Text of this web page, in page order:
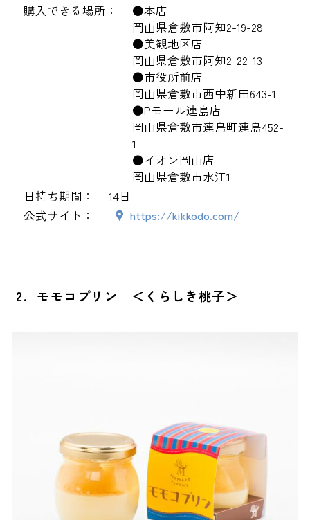
購入できる場所：
●本店
岡山県倉敷市阿知2-19-28
●美観地区店
岡山県倉敷市阿知2-22-13
●市役所前店
岡山県倉敷市西中新田643-1
●Pモール連島店
岡山県倉敷市連島町連島452-
1
●イオン岡山店
岡山県倉敷市水江1
日持ち期間：
14日
公式サイト：
https://kikkodo.com/
2. モモコプリン ＜くらしき桃子＞